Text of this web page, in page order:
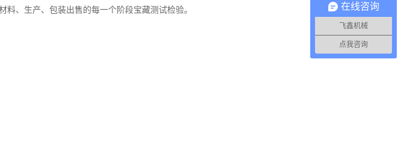
、生产、包装出售的每一个阶段宝藏测试检验。 在线咨询
飞鑫机械
点我咨询